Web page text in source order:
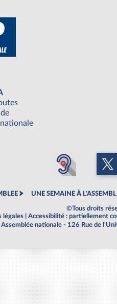
nationale
UNE SEMAINE À
©Tous droits
légales
Accessibilité : partiellement
Assemblée nationale - 126 Rue de